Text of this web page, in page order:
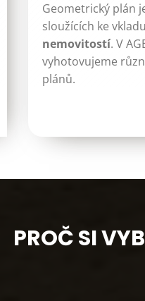
Geometrický plán
sloužících ke
nemovitostí. V
vyhotovujeme
plánů.
PROČ SI